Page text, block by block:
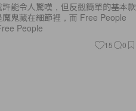
能令人驚嘆，但反觀簡單的基本款
鬼藏在細節裡，而 Free People
People
15 0